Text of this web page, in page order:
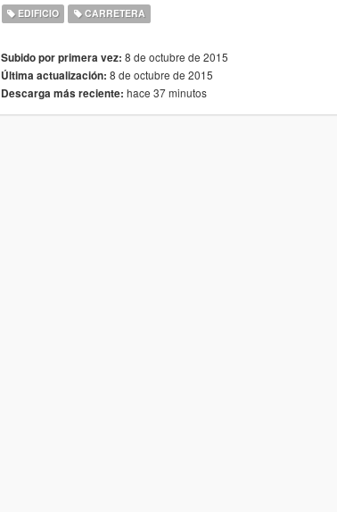
EDIFICIO CARRETERA
Subido por primera vez: 8 de octubre de 2015
Última actualización: 8 de octubre de 2015
Descarga más reciente: hace 37 minutos